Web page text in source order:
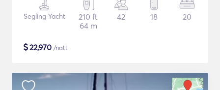
Segling Yacht
210 ft
64 m
42 18 20
$22,970 /natt